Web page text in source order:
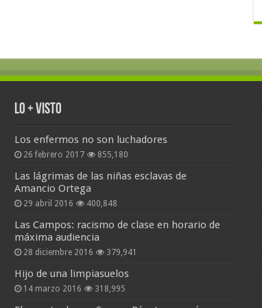
Lo + Visto
Los enfermos no son luchadores
26 febrero 2017 855,180
Las lágrimas de las niñas esclavas de
Amancio Ortega
29 abril 2016 400,848
Las Campos: racismo de clase en horario de
máxima audiencia
28 diciembre 2016 379,941
Hijo de una limpiasuelos
14 marzo 2016 318,995